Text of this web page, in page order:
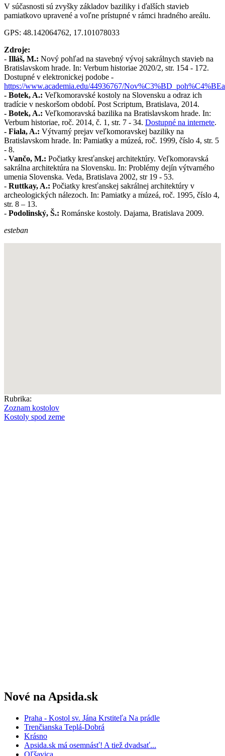
V súčasnosti sú zvyšky základov baziliky i ďalších stavieb
pamiatkovo upravené a voľne prístupné v rámci hradného areálu.
GPS: 48.142064762, 17.101078033
Zdroje:
- Illáš, M.: Nový pohľad na stavebný vývoj sakrálnych stavieb na
Bratislavskom hrade. In: Verbum historiae 2020/2, str. 154 - 172.
Dostupné v elektronickej podobe -
https://www.academia.edu/44936767/
- Botek, A.: Veľkomoravské kostoly na Slovensku a odraz ich
tradície v neskoršom období. Post Scriptum, Bratislava, 2014.
- Botek, A.: Veľkomoravská bazilika na Bratislavskom hrade. In:
Verbum historiae, roč. 2014, č. 1, str. 7 - 34. Dostupné na internete.
- Fiala, A.: Výtvarný prejav veľkomoravskej baziliky na
Bratislavskom hrade. In: Pamiatky a múzeá, roč. 1999, číslo 4, str. 5
- 8.
- Vančo, M.: Počiatky kresťanskej architektúry. Veľkomoravská
sakrálna architektúra na Slovensku. In: Problémy dejín výtvarného
umenia Slovenska. Veda, Bratislava 2002, str 19 - 53.
- Ruttkay, A.: Počiatky kresťanskej sakrálnej architektúry v
archeologických nálezoch. In: Pamiatky a múzeá, roč. 1995, číslo 4,
str. 8 – 13.
- Podolinský, Š.: Románske kostoly. Dajama, Bratislava 2009.
esteban
Rubrika:
Zoznam kostolov
Kostoly spod zeme
Nové na Apsida.sk
Praha - Kostol sv. Jána Krstiteľa Na prádle
Trenčianska Teplá-Dobrá
Krásno
Apsida.sk má osemnásť! A tiež dvadsať...
Oľšavica